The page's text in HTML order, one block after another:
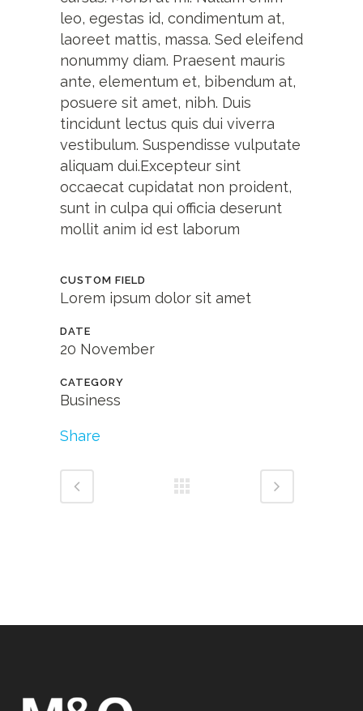
leo, egestas id, condimentum at,
laoreet mattis, massa. Sed eleifend
nonummy diam. Praesent mauris
ante, elementum et, bibendum at,
posuere sit amet, nibh. Duis
tincidunt lectus quis dui viverra
vestibulum. Suspendisse vulputate
aliquam dui.Excepteur sint
occaecat cupidatat non proident,
sunt in culpa qui officia deserunt
mollit anim id est laborum
CUSTOM FIELD
Lorem ipsum dolor sit amet
DATE
20 November
CATEGORY
Business
Share